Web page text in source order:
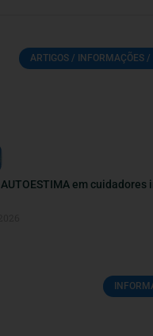
ARTIGOS / INFORMAÇÕES /
AUTOESTIMA em